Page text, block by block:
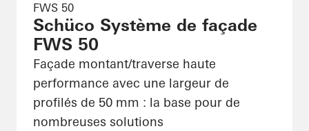
FWS 50
Schüco Système de façade
FWS 50
Façade montant/traverse haute
performance avec une largeur de
profilés de 50 mm : la base pour de
nombreuses solutions